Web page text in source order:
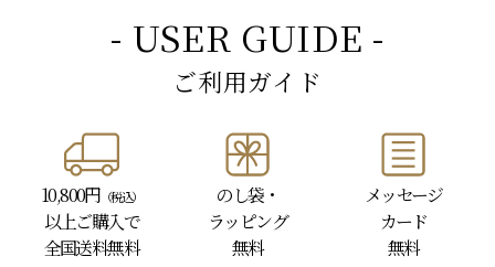
- USER GUIDE -
ご利用ガイド
10,800円 （税込）
以上ご購入で
全国送料無料
のし袋・
ラッピング
無料
メッセージ
カード
無料